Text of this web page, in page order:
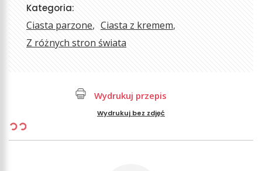
Kategoria:
Ciasta parzone
Ciasta z kremem
Z różnych stron świata
Wydrukuj przepis
Wydrukuj bez zdjęć